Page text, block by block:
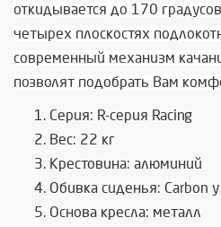
откидывается до 170
четырех плоскостях
современный механизм
позволят подобрать Вам
Серия: R-серия Racing
Вес: 22 кг
Крестовина: алюминий
Обивка сиденья: Carbon
Основа кресла: металл